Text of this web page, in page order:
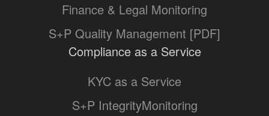
Finance & Legal Monitoring
S+P Quality Management [PDF]
Compliance as a Service
KYC as a Service
S+P IntegrityMonitoring